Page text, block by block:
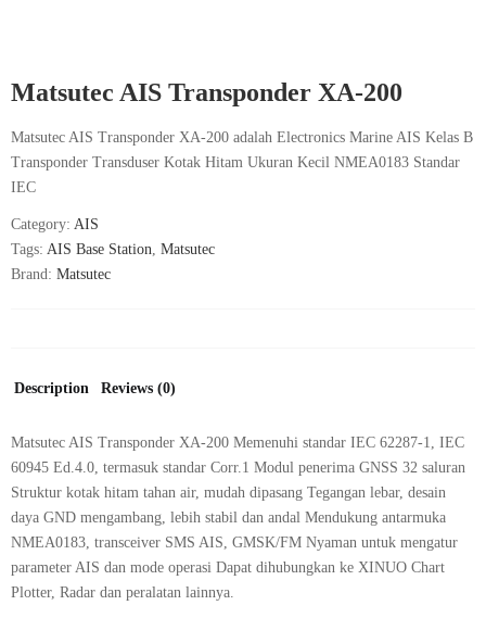
Matsutec AIS Transponder XA-200
Matsutec AIS Transponder XA-200 adalah Electronics Marine AIS Kelas B
Transponder Transduser Kotak Hitam Ukuran Kecil NMEA0183 Standar
IEC
Category: AIS
Tags: AIS Base Station, Matsutec
Brand: Matsutec
Description Reviews (0)
Matsutec AIS Transponder XA-200 Memenuhi standar IEC 62287-1, IEC
60945 Ed.4.0, termasuk standar Corr.1 Modul penerima GNSS 32 saluran
Struktur kotak hitam tahan air, mudah dipasang Tegangan lebar, desain
daya GND mengambang, lebih stabil dan andal Mendukung antarmuka
NMEA0183, transceiver SMS AIS, GMSK/FM Nyaman untuk mengatur
parameter AIS dan mode operasi Dapat dihubungkan ke XINUO Chart
Plotter, Radar dan peralatan lainnya.